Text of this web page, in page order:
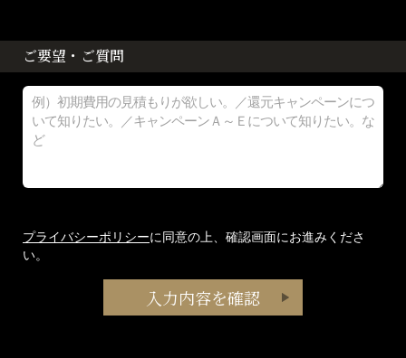
ご要望・ご質問
プライバシーポリシーに同意の上、確認画面にお進みくださ
い。